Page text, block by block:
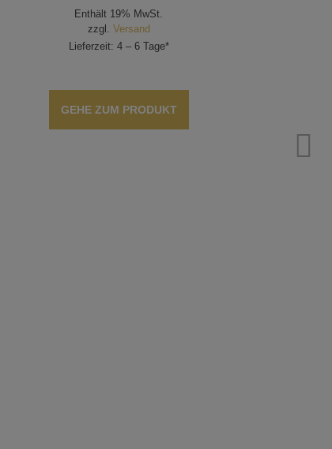
Enthält 19% MwSt.
zzgl. Versand
Lieferzeit: 4 – 6 Tage*
GEHE ZUM PRODUKT